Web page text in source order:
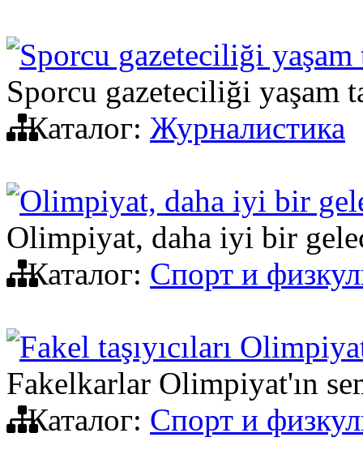
Sporcu gazeteciliği yaşam
Sporcu gazeteciliği yaşam
Каталог: Журналистика
Olimpiyat, daha iyi bir
Olimpiyat, daha iyi bir
Каталог: Спорт и
Fakel taşıyıcıları
Fakelkarlar Olimpiyat'ın
Каталог: Спорт и